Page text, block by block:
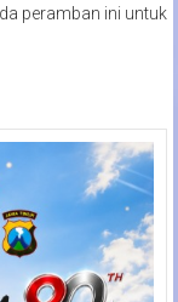
peramban ini untuk